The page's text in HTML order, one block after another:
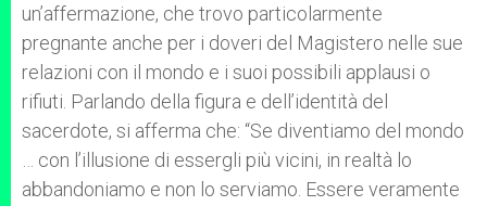
un’affermazione, che trovo particolarmente
pregnante anche per i doveri del Magistero nelle sue
relazioni con il mondo e i suoi possibili applausi o
rifiuti. Parlando della figura e dell’identità del
sacerdote, si afferma che: “Se diventiamo del mondo
… con l’illusione di essergli più vicini, in realtà lo
abbandoniamo e non lo serviamo. Essere veramente